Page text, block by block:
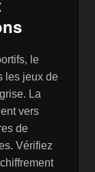
le
les jeux de
La
vers
de
Vérifiez